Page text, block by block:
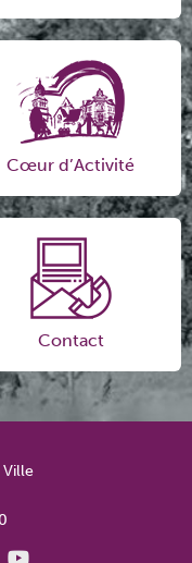
Cœur d’Activité
Contact
Ville